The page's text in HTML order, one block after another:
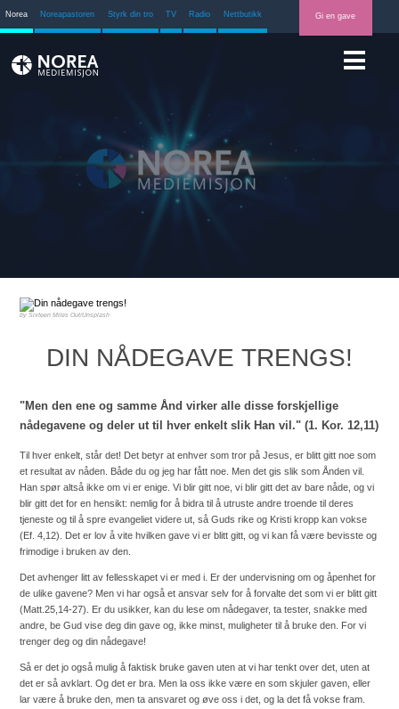
Norea Noreapastoren Styrk din tro TV Radio Nettbutikk Gi en gave
Sixteen Miles Out/Unsplash
DIN NÅDEGAVE TRENGS!
"Men den ene og samme Ånd virker alle disse forskjellige
nådegavene og deler ut til hver enkelt slik Han vil." (1. Kor. 12,11)
Til hver enkelt, står det! Det betyr at enhver som tror på Jesus, er blitt gitt noe som
et resultat av nåden. Både du og jeg har fått noe. Men det gis slik som Ånden vil.
Han spør altså ikke om vi er enige. Vi blir gitt noe, vi blir gitt det av bare nåde, og vi
blir gitt det for en hensikt: nemlig for å bidra til å utruste andre troende til deres
tjeneste og til å spre evangeliet videre ut, så Guds rike og Kristi kropp kan vokse
(Ef. 4,12). Det er lov å vite hvilken gave vi er blitt gitt, og vi kan få være bevisste og
frimodige i bruken av den.
Det avhenger litt av fellesskapet vi er med i. Er der undervisning om og åpenhet for
de ulike gavene? Men vi har også et ansvar selv for å forvalte det som vi er blitt gitt
(Matt.25,14-27). Er du usikker, kan du lese om nådegaver, ta tester, snakke med
andre, be Gud vise deg din gave og, ikke minst, muligheter til å bruke den. For vi
trenger deg og din nådegave!
Så er det jo også mulig å faktisk bruke gaven uten at vi har tenkt over det, uten at
det er så avklart. Og det er bra. Men la oss ikke være en som skjuler gaven, eller
lar være å bruke den, men ta ansvaret og øve oss i det, og la det få vokse fram.